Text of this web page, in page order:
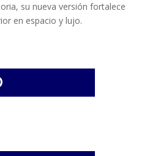
su nueva versión fortalece
en espacio y lujo.